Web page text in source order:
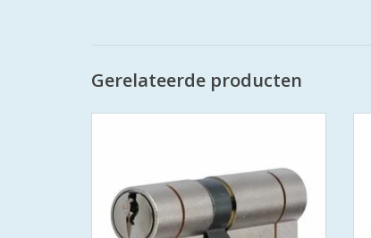
Gerelateerde producten
- standaard geleverd met 3 sleutels
- 6 pins cilinder met gehard stalen pinnen
- voorzien van beveiliging tegen boren en
kerntrekken